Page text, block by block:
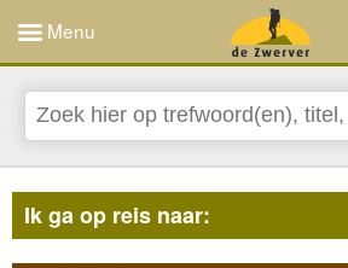
Menu
Ik ga op reis naar: